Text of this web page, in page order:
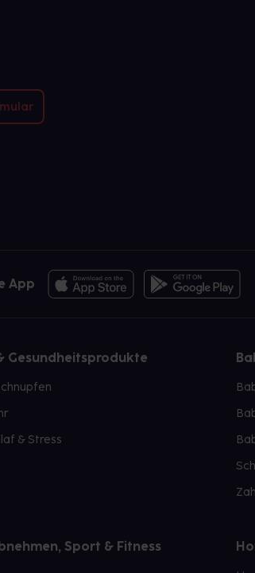
App
Gesundheitsprodukte
& Stress
Sport & Fitness